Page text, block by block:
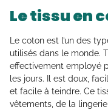
Le tissu en
Le coton est l’un des
utilisés dans le monde.
effectivement employé
les jours. Il est doux,
et facile à teindre. Ce
vêtements, de la